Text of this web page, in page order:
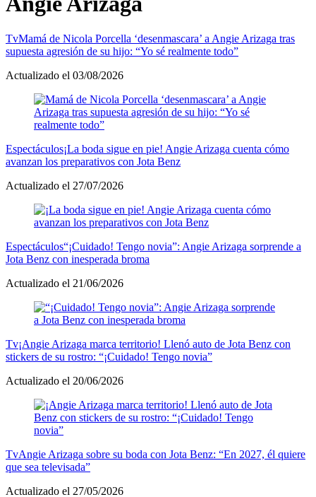
TvMamá de Nicola Porcella ‘desenmascara’ a Angie Arizaga tras
supuesta agresión de su hijo: “Yo sé realmente todo”
Actualizado el 03/08/2026
Espectáculos¡La boda sigue en pie! Angie Arizaga cuenta cómo
avanzan los preparativos con Jota Benz
Actualizado el 27/07/2026
Espectáculos“¡Cuidado! Tengo novia”: Angie Arizaga sorprende a
Jota Benz con inesperada broma
Actualizado el 21/06/2026
Tv¡Angie Arizaga marca territorio! Llenó auto de Jota Benz con
stickers de su rostro: “¡Cuidado! Tengo novia”
Actualizado el 20/06/2026
TvAngie Arizaga sobre su boda con Jota Benz: “En 2027, él quiere
que sea televisada”
Actualizado el 27/05/2026